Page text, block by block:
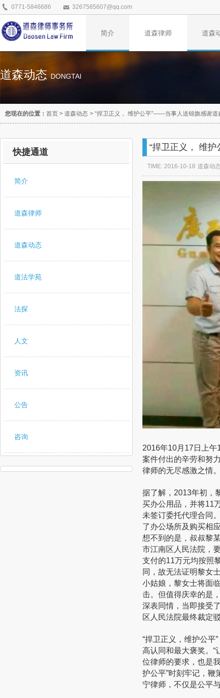
0771-5846686 3267585607@qq.com
简介 道森律师 道森
道森动态DONGTAI
您现在的位置： 首页 > 道森动态 > “捍卫正义， 维护公平”——当事人送锦旗感谢道
快捷通道
简介
道森律师
道森动态
道法学苑
法探
人文
资讯
公告
咨询
“捍卫正义， 维
TIME: 2016-10-18 道森动
2016年10月17日上
案件付出的辛劳和努
律师的无尽感激之情
据了解，2013年初，
买办公用品，并将11
未签订委托代理合同
了办公场所及购买相
想不到的是，叔叔黎
市江南区人民法院，
支付的11万元均按照
同，故无法证明黎女
小姑娘，黎女士将面
击。但值得庆幸的是
深表同情，当即接受
区人民法院最终裁定
“捍卫正义，维护公平
高认同和最大褒奖。“
位律师的要求，也是
护公平”时刻牢记，
宁律师 ，不仅是公平